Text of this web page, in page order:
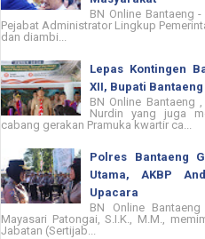
BN Online Bantaeng
Pejabat Administrator Lingkup
dan diambi...
Lepas Kontingen
XII, Bupati
BN Online Bantaeng
Nurdin yang juga
cabang gerakan Pramuka kwartir ca...
Polres Bantaeng
Utama, AKBP
Upacara
BN Online
Mayasari Patongai, S.I.K., M.M.,
Jabatan (Sertijab...